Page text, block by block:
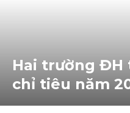
Hai trường ĐH
chỉ tiêu năm